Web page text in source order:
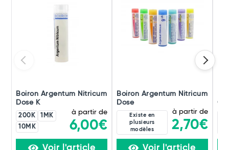
Boiron Argentum Nitricum
Dose K
200K
1MK
10MK
à partir de
6,00€
Voir l'article
Boiron Argentum Nitricum
Dose
Existe en
plusieurs
modèles
à partir de
2,70€
Voir l'article